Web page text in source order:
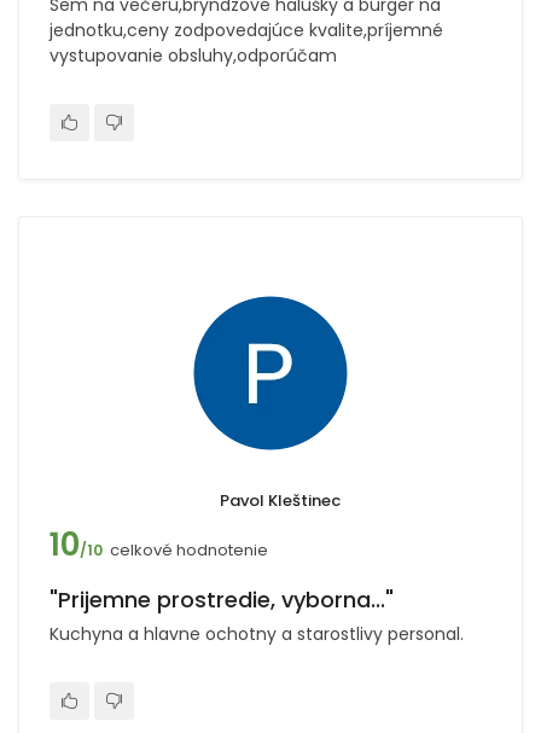
Sem na večeru,bryndzové halušky a burger na
jednotku,ceny zodpovedajúce kvalite,príjemné
vystupovanie obsluhy,odporúčam
Pavol Kleštinec
10/10 celkové hodnotenie
"Prijemne prostredie, vyborna..."
Kuchyna a hlavne ochotny a starostlivy personal.